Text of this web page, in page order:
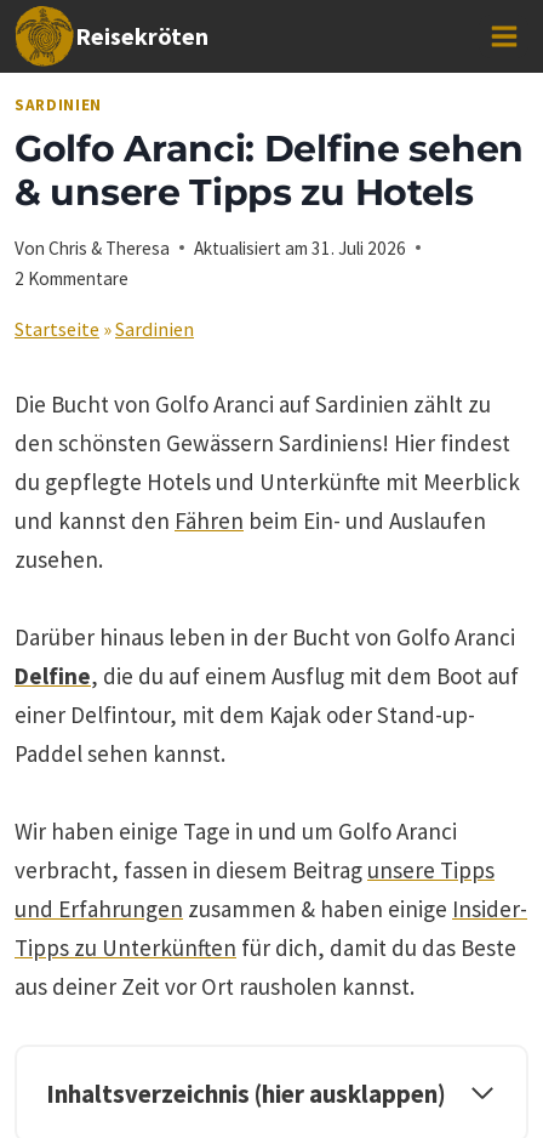
Zum
Inhalt
springen
Reisekröten
SARDINIEN
Golfo Aranci: Delfine sehen
& unsere Tipps zu Hotels
Von Chris & Theresa Aktualisiert am 31. Juli 2026
2 Kommentare
Startseite »Sardinien
Die Bucht von Golfo Aranci auf Sardinien zählt zu
den schönsten Gewässern Sardiniens! Hier findest
du gepflegte Hotels und Unterkünfte mit Meerblick
und kannst den Fähren beim Ein- und Auslaufen
zusehen.
Darüber hinaus leben in der Bucht von Golfo Aranci
Delfine, die du auf einem Ausflug mit dem Boot auf
einer Delfintour, mit dem Kajak oder Stand-up-
Paddel sehen kannst.
Wir haben einige Tage in und um Golfo Aranci
verbracht, fassen in diesem Beitrag unsere Tipps
und Erfahrungen zusammen & haben einige Insider-
Tipps zu Unterkünften für dich, damit du das Beste
aus deiner Zeit vor Ort rausholen kannst.
Inhaltsverzeichnis (hier ausklappen)